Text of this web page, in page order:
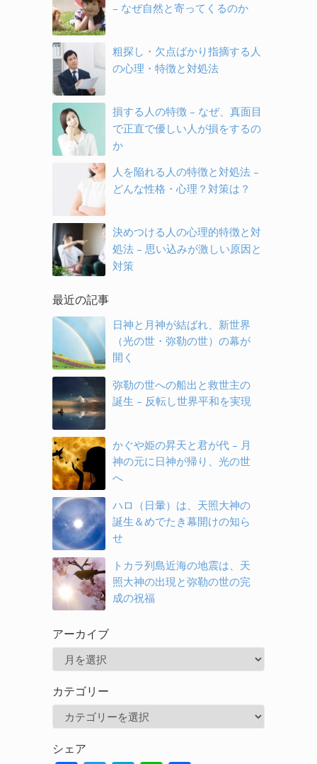
– なぜ自然と寄ってくるのか
粗探し・欠点ばかり指摘する人
の心理・特徴と対処法
損する人の特徴 – なぜ、真面目
で正直で優しい人が損をするの
か
人を陥れる人の特徴と対処法 –
どんな性格・心理？対策は？
決めつける人の心理的特徴と対
処法 – 思い込みが激しい原因と
対策
最近の記事
日神と月神が結ばれ、新世界
（光の世・弥勒の世）の幕が
開く
弥勒の世への船出と救世主の
誕生 – 反転し世界平和を実現
かぐや姫の昇天と君が代 – 月
神の元に日神が帰り、光の世
へ
ハロ（日暈）は、天照大神の
誕生＆めでたき幕開けの知ら
せ
トカラ列島近海の地震は、天
照大神の出現と弥勒の世の完
成の祝福
アーカイブ
カ
カテゴリー
ゴ
シェア